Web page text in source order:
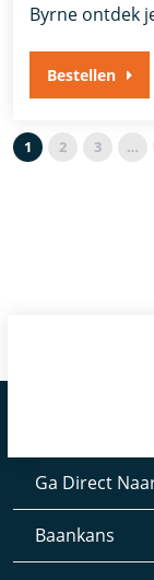
Byrne ontdek
Bestellen
1 2 3 …
Ga Direct
Baankans